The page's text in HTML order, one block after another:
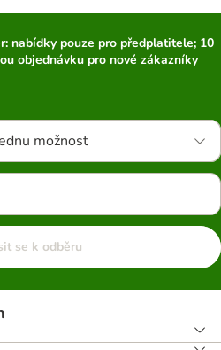
nabídky pouze pro předplatitele; 10
objednávku pro nové zákazníky
možnost
se k odběru